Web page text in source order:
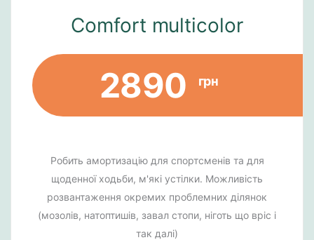
Comfort multicolor
2890 грн
Робить амортизацію для спортсменів та для
щоденної ходьби, м'які устілки. Можливість
розвантаження окремих проблемних ділянок
(мозолів, натоптишів, завал стопи, ніготь що вріс і
так далі)